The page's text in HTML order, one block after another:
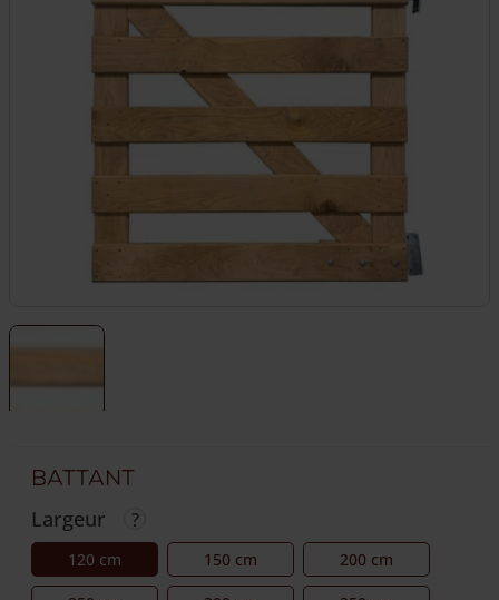
Battant
Largeur
120 cm 150 cm 200 cm